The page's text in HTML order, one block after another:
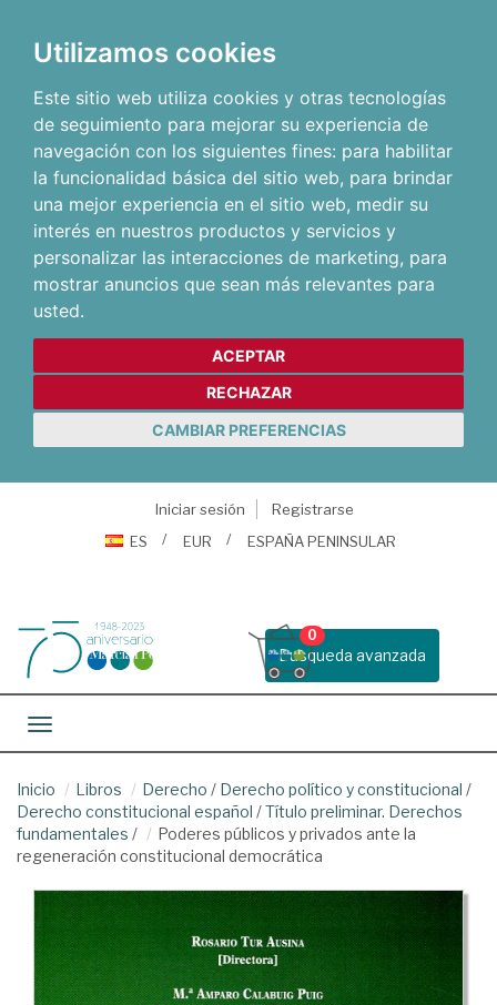
Utilizamos cookies
Este sitio web utiliza cookies y otras tecnologías
de seguimiento para mejorar su experiencia de
navegación con los siguientes fines: para habilitar
la funcionalidad básica del sitio web, para brindar
una mejor experiencia en el sitio web, medir su
interés en nuestros productos y servicios y
personalizar las interacciones de marketing, para
mostrar anuncios que sean más relevantes para
usted.
ACEPTAR
RECHAZAR
CAMBIAR PREFERENCIAS
Iniciar sesión
Registrarse
ES
EUR ESPAÑA PENINSULAR
Busqueda avanzada
0
Toggle navigation
Inicio Libros Derecho / Derecho político y constitucional /
Derecho constitucional español /Título preliminar. Derechos
fundamentales /
Poderes públicos y privados ante la
regeneración constitucional democrática